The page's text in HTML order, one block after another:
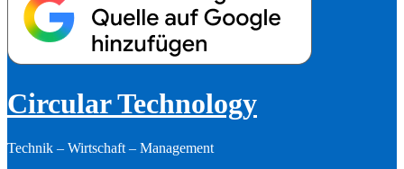
Circular Technology
Technik – Wirtschaft – Management